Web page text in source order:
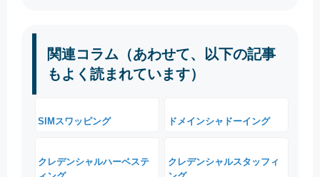
関連コラム（あわせて、以下の記事
もよく読まれています）
SIMスワッピング ドメインシャドーイング
クレデンシャルハーベステ
クレデンシャルスタッフィ